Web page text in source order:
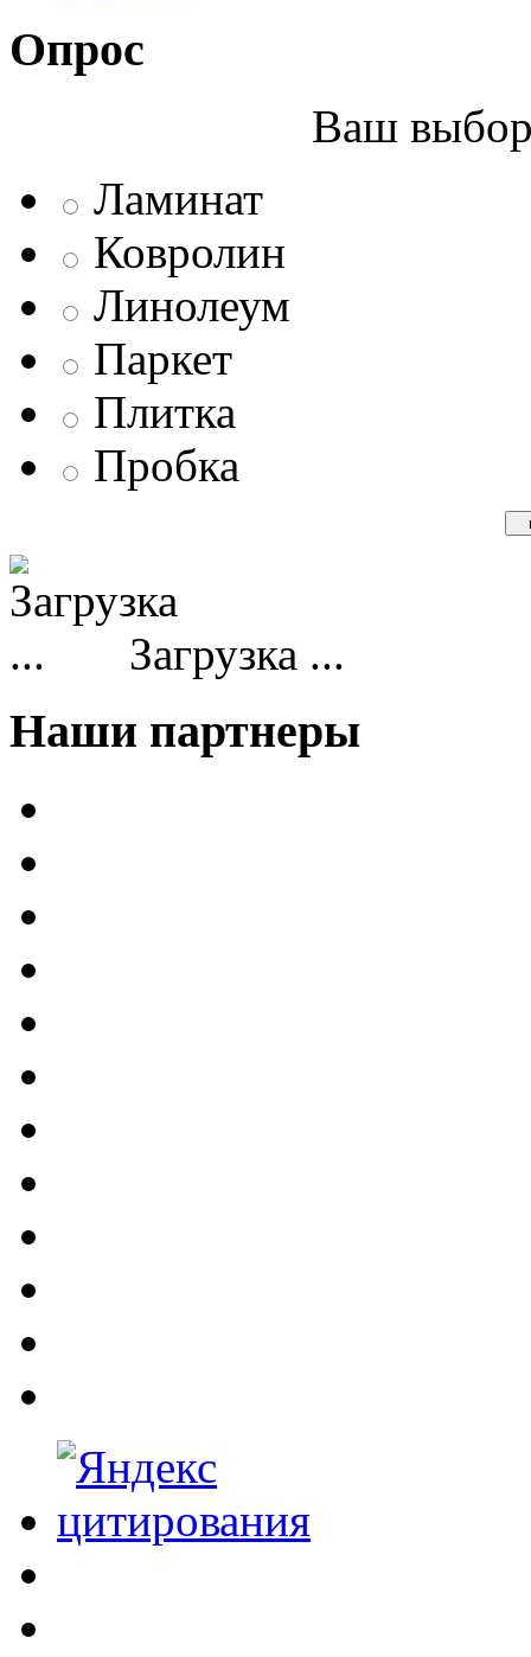
Опрос
Ваш выбор
Ламинат
Ковролин
Линолеум
Паркет
Плитка
Пробка
Загрузка ...
Наши партнеры